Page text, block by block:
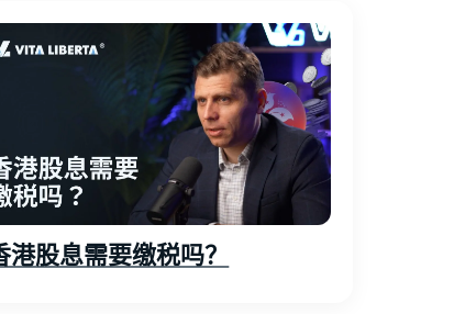
港股息需要缴税吗？